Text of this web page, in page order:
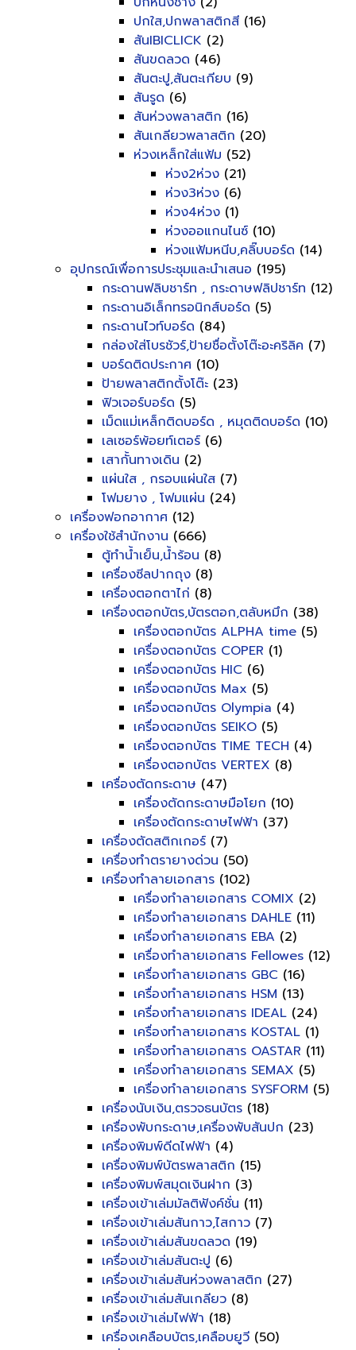
ปกใส,ปกพลาสติกสี (16)
สันIBICLICK (2)
สันขดลวด (46)
สันตะปู,สันตะเกียบ (9)
สันรูด (6)
สันห่วงพลาสติก (16)
สันเกลียวพลาสติก (20)
ห่วงเหล็กใส่แฟ้ม (52)
ห่วง2ห่วง (21)
ห่วง3ห่วง (6)
ห่วง4ห่วง (1)
ห่วงออแกนไนซ์ (10)
ห่วงแฟ้มหนีบ,คลิ๊บบอร์ด (14)
อุปกรณ์เพื่อการประชุมและนำเสนอ (195)
กระดานฟลิบชาร์ท , กระดาษฟลิปชาร์ท (12)
กระดานอิเล็กทรอนิกส์บอร์ด (5)
กระดานไวท์บอร์ด (84)
กล่องใส่โบรชัวร์,ป้ายชื่อตั้งโต๊ะอะคริลิค (7)
บอร์ดติดประกาศ (10)
ป้ายพลาสติกตั้งโต๊ะ (23)
ฟิวเจอร์บอร์ด (5)
เม็ดแม่เหล็กติดบอร์ด , หมุดติดบอร์ด (10)
เลเซอร์พ้อยท์เตอร์ (6)
เสากั้นทางเดิน (2)
แผ่นใส , กรอบแผ่นใส (7)
โฟมยาง , โฟมแผ่น (24)
เครื่องฟอกอากาศ (12)
เครื่องใช้สำนักงาน (666)
ตู้ทำน้ำเย็น,น้ำร้อน (8)
เครื่องซีลปากถุง (8)
เครื่องตอกตาไก่ (8)
เครื่องตอกบัตร,บัตรตอก,ตลับหมึก (38)
เครื่องตอกบัตร ALPHA time (5)
เครื่องตอกบัตร COPER (1)
เครื่องตอกบัตร HIC (6)
เครื่องตอกบัตร Max (5)
เครื่องตอกบัตร Olympia (4)
เครื่องตอกบัตร SEIKO (5)
เครื่องตอกบัตร TIME TECH (4)
เครื่องตอกบัตร VERTEX (8)
เครื่องตัดกระดาษ (47)
เครื่องตัดกระดาษมือโยก (10)
เครื่องตัดกระดาษไฟฟ้า (37)
เครื่องตัดสติกเกอร์ (7)
เครื่องทำตรายางด่วน (50)
เครื่องทำลายเอกสาร (102)
เครื่องทำลายเอกสาร COMIX (2)
เครื่องทำลายเอกสาร DAHLE (11)
เครื่องทำลายเอกสาร EBA (2)
เครื่องทำลายเอกสาร Fellowes (12)
เครื่องทำลายเอกสาร GBC (16)
เครื่องทำลายเอกสาร HSM (13)
เครื่องทำลายเอกสาร IDEAL (24)
เครื่องทำลายเอกสาร KOSTAL (1)
เครื่องทำลายเอกสาร OASTAR (11)
เครื่องทำลายเอกสาร SEMAX (5)
เครื่องทำลายเอกสาร SYSFORM (5)
เครื่องนับเงิน,ตรวจธนบัตร (18)
เครื่องพับกระดาษ,เครื่องพับสันปก (23)
เครื่องพิมพ์ดีดไฟฟ้า (4)
เครื่องพิมพ์บัตรพลาสติก (15)
เครื่องพิมพ์สมุดเงินฝาก (3)
เครื่องเข้าเล่มมัลติฟังค์ชั่น (11)
เครื่องเข้าเล่มสันกาว,ไสกาว (7)
เครื่องเข้าเล่มสันขดลวด (19)
เครื่องเข้าเล่มสันตะปู (6)
เครื่องเข้าเล่มสันห่วงพลาสติก (27)
เครื่องเข้าเล่มสันเกลียว (8)
เครื่องเข้าเล่มไฟฟ้า (18)
เครื่องเคลือบบัตร,เคลือบยูวี (50)